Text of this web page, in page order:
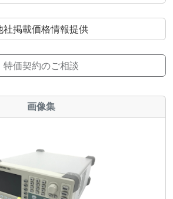
社掲載価格情報提供
特価契約のご相談
画像集